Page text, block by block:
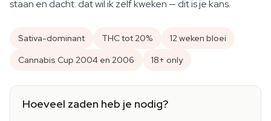
staan en dacht: dat wil ik zelf kweken — dit is je kans.
Sativa-dominant THC tot 20%
12 weken bloei
Cannabis Cup 2004 en 2006
18+ only
Hoeveel zaden heb je nodig?